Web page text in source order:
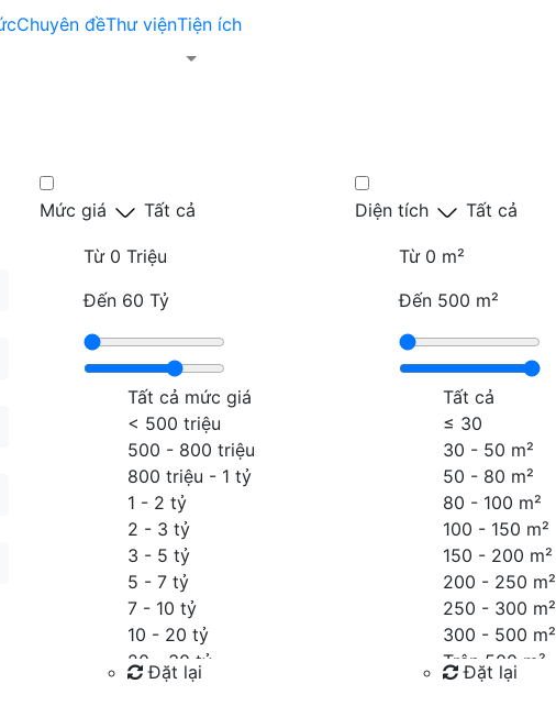
Chuyên đềThư việnTiện ích
Mức giá Tất cả
Từ 0 Triệu
Đến 60 Tỷ
Tất cả mức giá
< 500 triệu
500 - 800 triệu
800 triệu - 1 tỷ
1 - 2 tỷ
2 - 3 tỷ
3 - 5 tỷ
5 - 7 tỷ
7 - 10 tỷ
10 - 20 tỷ
20 - 30 tỷ
30 - 40 tỷ
Đặt lại
Diện tích Tất cả
Từ 0 m²
Đến 500 m²
Tất cả
≤ 30
30 - 50 m²
50 - 80 m²
80 - 100 m²
100 - 150 m²
150 - 200 m²
200 - 250 m²
250 - 300 m²
300 - 500 m²
Trên 500 m²
Đặt lại